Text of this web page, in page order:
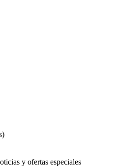
y ofertas especiales